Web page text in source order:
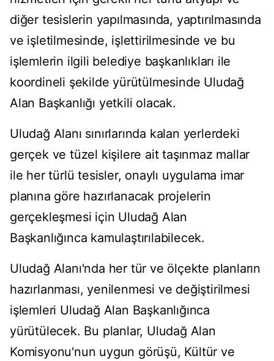
diğer tesislerin yapılmasında, yaptırılmasında
ve işletilmesinde, işlettirilmesinde ve bu
işlemlerin ilgili belediye başkanlıkları ile
koordineli şekilde yürütülmesinde Uludağ
Alan Başkanlığı yetkili olacak.
Uludağ Alanı sınırlarında kalan yerlerdeki
gerçek ve tüzel kişilere ait taşınmaz mallar
ile her türlü tesisler, onaylı uygulama imar
planına göre hazırlanacak projelerin
gerçekleşmesi için Uludağ Alan
Başkanlığınca kamulaştırılabilecek.
Uludağ Alanı'nda her tür ve ölçekte planların
hazırlanması, yenilenmesi ve değiştirilmesi
işlemleri Uludağ Alan Başkanlığınca
yürütülecek. Bu planlar, Uludağ Alan
Komisyonu'nun uygun görüşü, Kültür ve